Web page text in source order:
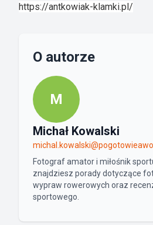
https://antkowiak-klamki.pl/
O autorze
M
Michał Kowalski
Fotograf amator i miłośnik
znajdziesz porady dotyczące
wypraw rowerowych oraz
sportowego.